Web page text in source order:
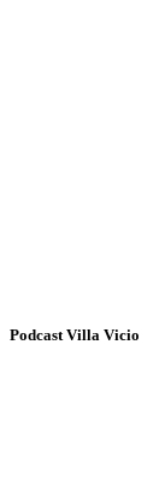
Podcast Villa Vicio